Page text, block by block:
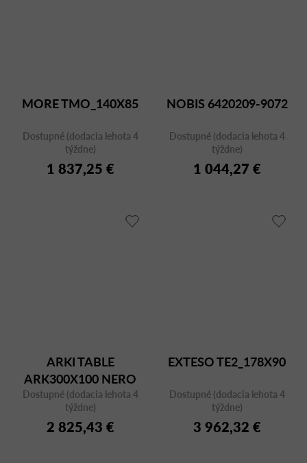
MORE TMO_140X85
Dostupné (dodacia lehota 4
týždne)
1 837,25 €
NOBIS 6420209-9072
Dostupné (dodacia lehota 4
týždne)
1 044,27 €
ARKI TABLE
ARK300X100 NERO
FMPNE
Dostupné (dodacia lehota 4
týždne)
2 825,43 €
EXTESO TE2_178X90
Dostupné (dodacia lehota 4
týždne)
3 962,32 €